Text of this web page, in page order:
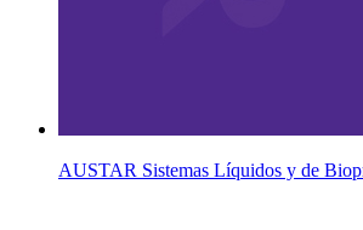
AUSTAR Sistemas Líquidos y de